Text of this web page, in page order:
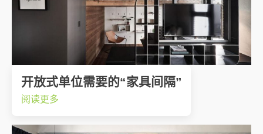
开放式单位需要的“家具间隔”
阅读更多